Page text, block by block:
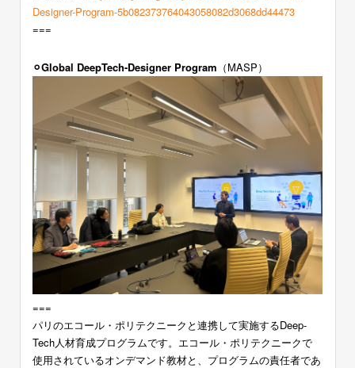
Designer-Program-5b082373764043058082d3068dd44473
===
⚪︎Global DeepTech-Designer Program （MASP）
===
パリのエコール・ポリテクニークと連携して実施するDeep-
Tech人材育成プログラムです。エコール・ポリテクニークで
使用されているオンデマンド教材と、プログラムの責任者であ